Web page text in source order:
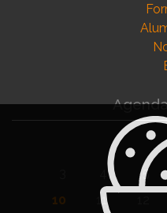
5
10
11